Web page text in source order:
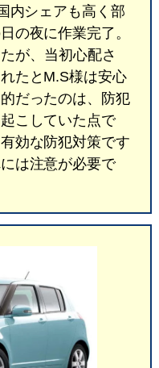
内シェアも高く部
の夜に作業完了。
が、当初心配さ
たとM.S様は安心
だったのは、防犯
こしていた点で
効な防犯対策です
は注意が必要で